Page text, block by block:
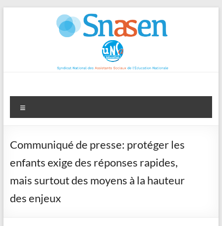
Communiqué de presse: protéger les
enfants exige des réponses rapides,
mais surtout des moyens à la hauteur
des enjeux